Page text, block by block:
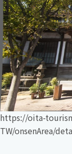
https://oita-
TW/onsenArea/